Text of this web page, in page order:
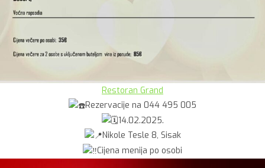
Restoran Grand
Rezervacije na 044 495 005
14.02.2025.
Nikole Tesle 8, Sisak
Cijena menija po osobi